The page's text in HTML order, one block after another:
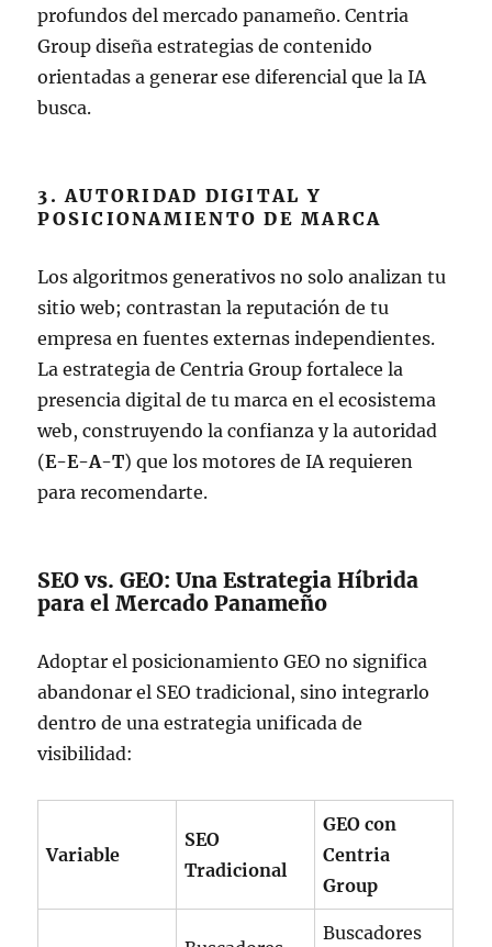
profundos del mercado panameño. Centria
Group diseña estrategias de contenido
orientadas a generar ese diferencial que la IA
busca.
3. AUTORIDAD DIGITAL Y
POSICIONAMIENTO DE MARCA
Los algoritmos generativos no solo analizan tu
sitio web; contrastan la reputación de tu
empresa en fuentes externas independientes.
La estrategia de Centria Group fortalece la
presencia digital de tu marca en el ecosistema
web, construyendo la confianza y la autoridad
(E-E-A-T) que los motores de IA requieren
para recomendarte.
SEO vs. GEO: Una Estrategia Híbrida
para el Mercado Panameño
Adoptar el posicionamiento GEO no significa
abandonar el SEO tradicional, sino integrarlo
dentro de una estrategia unificada de
visibilidad:
Variable
SEO
Tradicional
GEO con
Centria
Group
Buscadores